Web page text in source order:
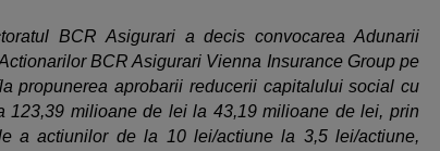
BCR Asigurari a decis convocarea Adunarii
BCR Asigurari Vienna Insurance Group pe
propunerea aprobarii reducerii capitalului social cu
123,39 milioane de lei la 43,19 milioane de lei, prin
a actiunilor de la 10 lei/actiune la 3,5 lei/actiune,